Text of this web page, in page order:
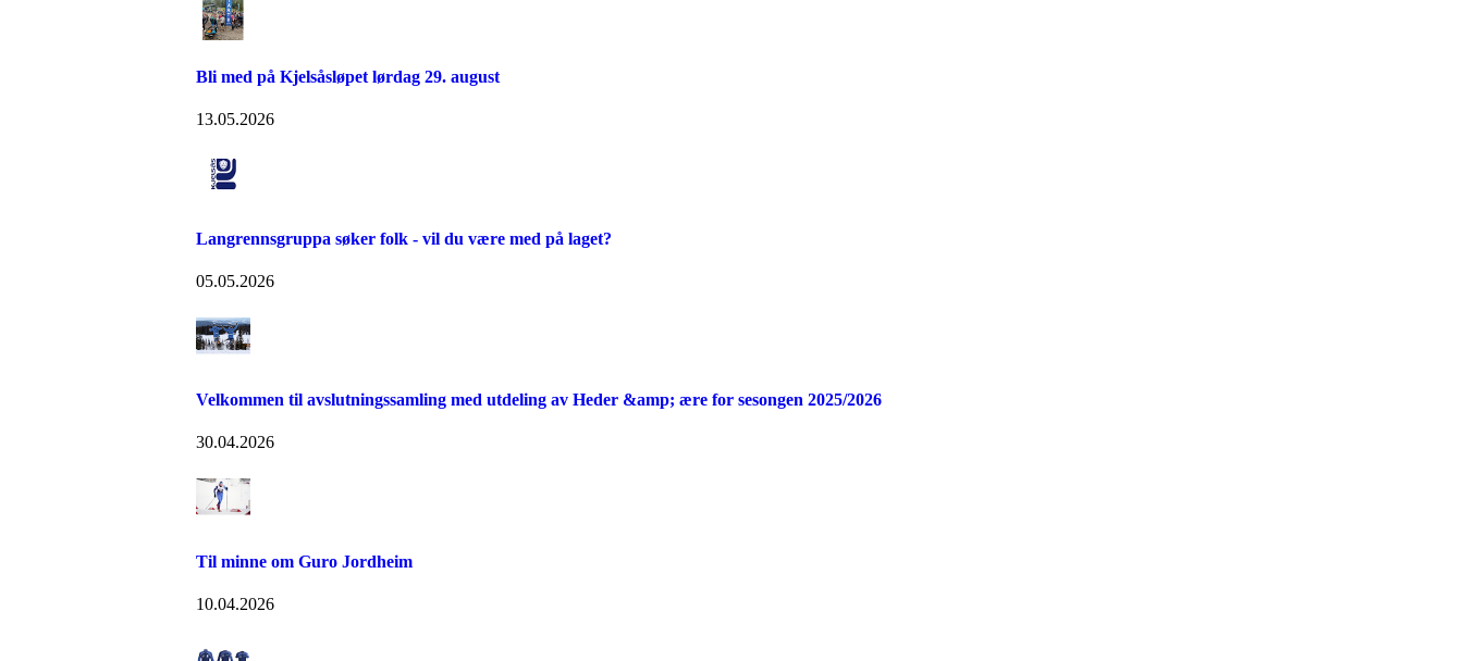
Bli med på Kjelsåsløpet lørdag 29. august
13.05.2026
Langrennsgruppa søker folk - vil du være med på laget?
05.05.2026
Velkommen til avslutningssamling med utdeling av Heder &amp; ære for sesongen 2025/2026
30.04.2026
Til minne om Guro Jordheim
10.04.2026